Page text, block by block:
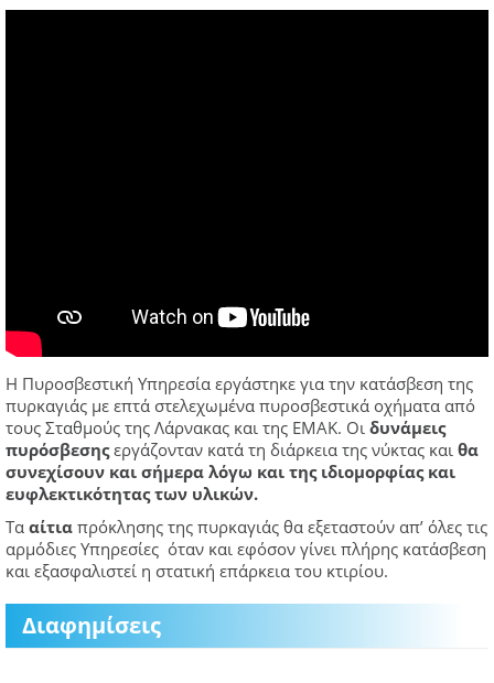
Η Πυροσβεστική Υπηρεσία εργάστηκε για την κατάσβεση της
πυρκαγιάς με επτά στελεχωμένα πυροσβεστικά οχήματα από
τους Σταθμούς της Λάρνακας και της ΕΜΑΚ. Οι δυνάμεις
πυρόσβεσηςεργάζονταν κατά τη διάρκεια της νύκτας και θα
συνεχίσουν και σήμερα λόγω και της ιδιομορφίας και
ευφλεκτικότητας των υλικών.
Τα αίτια πρόκλησης της πυρκαγιάς θα εξεταστούν απ’ όλες τις
αρμόδιες Υπηρεσίες όταν και εφόσον γίνει πλήρης κατάσβεση
και εξασφαλιστεί η στατική επάρκεια του κτιρίου.
Διαφημίσεις